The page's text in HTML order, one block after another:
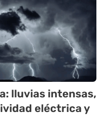
lluvias intensas,
eléctrica y